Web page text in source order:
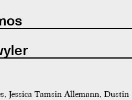
Jessica Tamsin Allemann, Dustin